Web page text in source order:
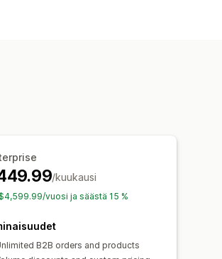
/kuukausi
vuosi ja säästä 15 %
B2B orders and products